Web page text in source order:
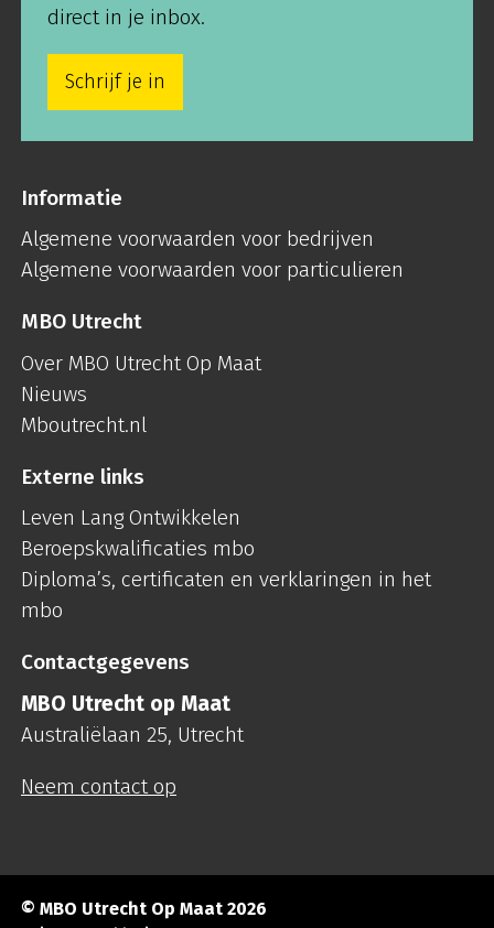
direct in je inbox.
Schrijf je in
Informatie
Algemene voorwaarden voor bedrijven
Algemene voorwaarden voor particulieren
MBO Utrecht
Over MBO Utrecht Op Maat
Nieuws
Mboutrecht.nl
Externe links
Leven Lang Ontwikkelen
Beroepskwalificaties mbo
Diploma’s, certificaten en verklaringen in het
mbo
Contactgegevens
MBO Utrecht op Maat
Australiëlaan 25, Utrecht
Neem contact op
© MBO Utrecht Op Maat 2026